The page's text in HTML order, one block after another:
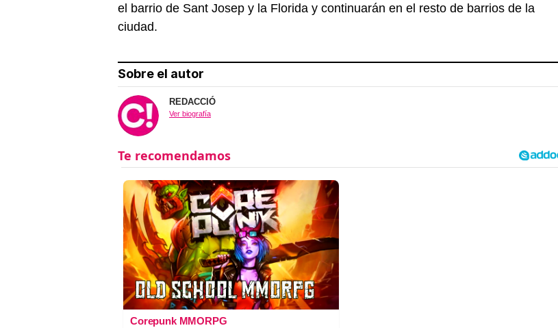
el barrio de Sant Josep y la Florida y continuarán en el resto de barrios de la
ciudad.
Sobre el autor
REDACCIÓ
Ver biografía
Corepunk MMORPG